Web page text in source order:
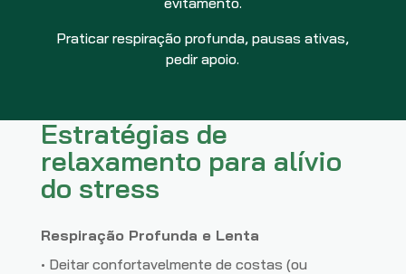
Praticar respiração profunda, pausas ativas,
pedir apoio.
Estratégias de
relaxamento para alívio
do stress
Respiração Profunda e Lenta
• Deitar confortavelmente de costas (ou